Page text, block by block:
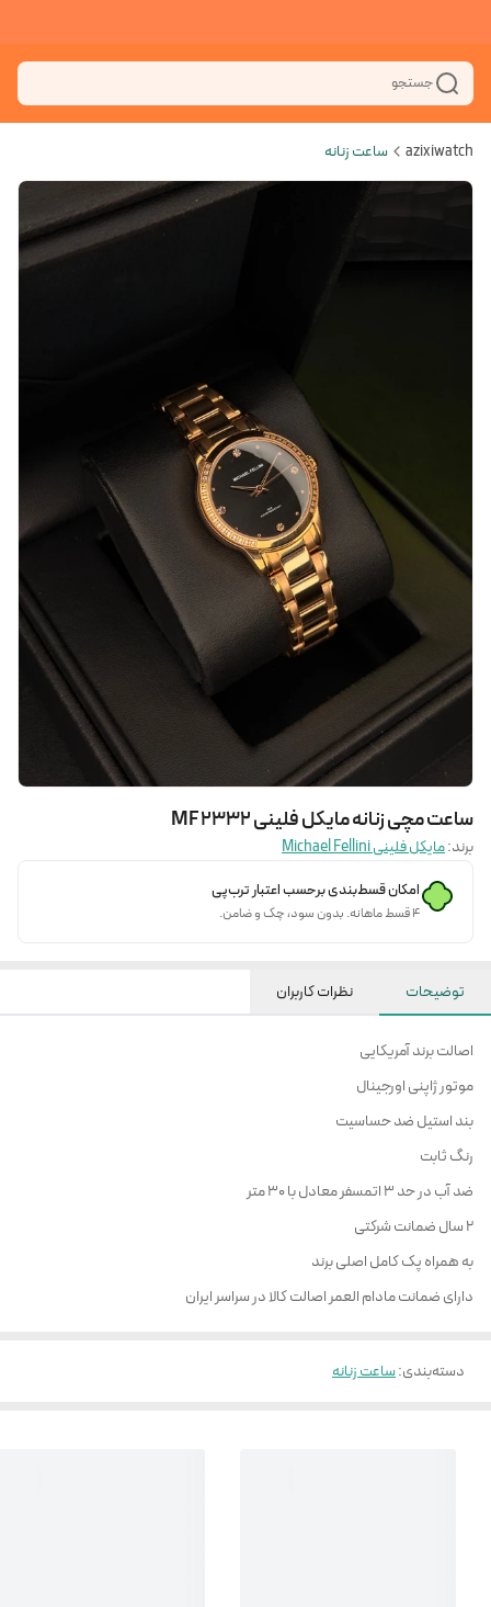
جستجو
azixiwatch ساعت زنانه
ساعت مچی زنانه مایکل فلینی MF 2332
برند:مایکل فلینی Michael Fellini
امکان قسط‌بندی برحسب اعتبار ترب‌پی
۴ قسط ماهانه. بدون سود، چک و ضامن.
توضیحات نظرات کاربران
اصالت برند آمریکایی
موتور ژاپنی اورجینال
بند استیل ضد حساسیت
رنگ ثابت
ضد آب در حد 3 اتمسفر معادل با 30 متر
2 سال ضمانت شرکتی
به همراه پک کامل اصلی برند
دارای ضمانت مادام العمر اصالت کالا در سراسر ایران
دسته‌بندی:ساعت زنانه